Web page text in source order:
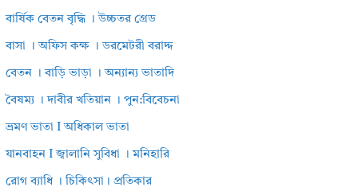
বার্ষিক বেতন বৃদ্ধি । উচ্চতর গ্রেড
বাসা । অফিস কক্ষ । ডরমেটরী বরাদ্দ
বেতন । বাড়ি ভাড়া । অন্যান্য ভাতাদি
বৈষম্য । দাবীর খতিয়ান । পুন:বিবেচনা
ভ্রমণ ভাতা I অধিকাল ভাতা
যানবাহন I জ্বালানি সুবিধা । মনিহারি
রোগ ব্যাধি । চিকিৎসা। প্রতিকার